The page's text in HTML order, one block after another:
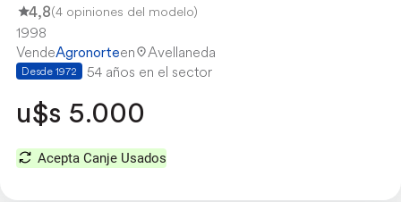
4,8(4 opiniones del modelo)
1998
VendeAgronorteen Avellaneda
Desde 1972 54 años en el sector
u$s 5.000
Acepta Canje Usados